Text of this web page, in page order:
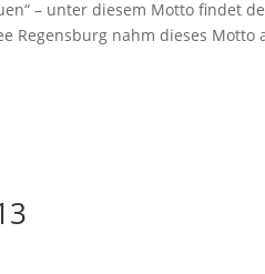
– unter diesem Motto findet
Regensburg nahm dieses Motto